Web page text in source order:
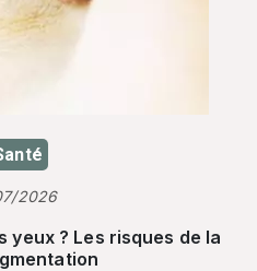
2026
yeux ? Les risques de la